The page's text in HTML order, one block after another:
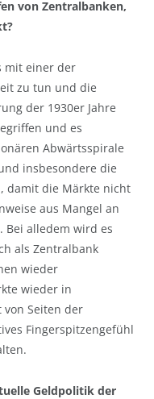
von Zentralbanken,
mit einer der
zu tun und die
der 1930er Jahre
und es
Abwärtsspirale
insbesondere die
damit die Märkte nicht
aus Mangel an
Bei alledem wird es
als Zentralbank
wieder
wieder in
Seiten der
Fingerspitzengefühl
Geldpolitik der